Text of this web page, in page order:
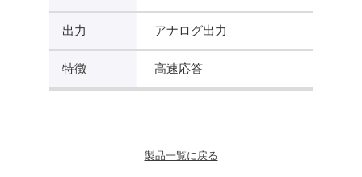
出力 アナログ出力
特徴 高速応答
製品一覧に戻る